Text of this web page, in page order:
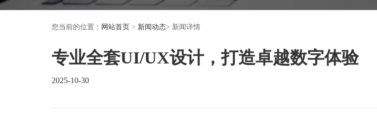
您当前的位置： 网站首页 > 新闻动态> 新闻详情
专业全套UI/UX设计，打造卓越数字体验
2025-10-30